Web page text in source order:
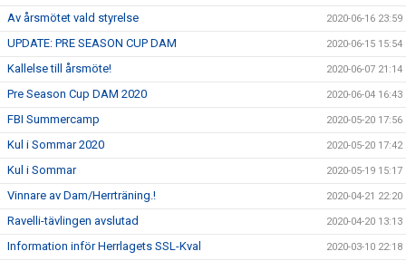
Av årsmötet vald styrelse 2020-06-16 23:59
UPDATE: PRE SEASON CUP DAM 2020-06-15 15:54
Kallelse till årsmöte! 2020-06-07 21:14
Pre Season Cup DAM 2020 2020-06-04 16:43
FBI Summercamp 2020-05-20 17:56
Kul i Sommar 2020 2020-05-20 17:42
Kul i Sommar 2020-05-19 15:17
Vinnare av Dam/Herrträning.! 2020-04-21 22:20
Ravelli-tävlingen avslutad 2020-04-20 13:13
Information inför Herrlagets SSL-Kval 2020-03-10 22:18